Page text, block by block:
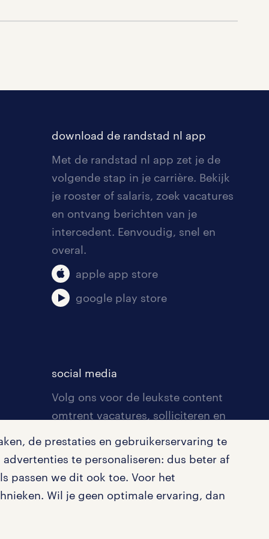
de prestaties en gebruikerservaring te
te personaliseren: dus beter af
passen we dit ook toe. Voor het
Wil je geen optimale ervaring, dan
download de randstad nl app
Met de randstad nl app zet je de
volgende stap in je carrière. Bekijk
je rooster of salaris, zoek vacatures
en ontvang berichten van je
intercedent. Eenvoudig, snel en
overal.
apple app store
google play store
social media
Volg ons voor de leukste content
omtrent vacatures, solliciteren en